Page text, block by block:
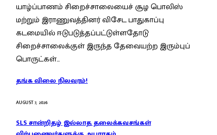
யாழ்ப்பாணம் சிறைச்சாலையைச் சூழ பொலிஸ்
மற்றும் இராணுவத்தினர் விசேட பாதுகாப்பு
கடமையில் ஈடுபடுத்தப்பட்டுள்ளதோடு
சிறைச்சாலைக்குள் இருந்த தேவையற்ற இரும்புப்
பொருட்கள்…
தங்க விலை நிலவரம்!
AUGUST 7, 2026
SLS சான்றிதழ் இல்லாத தலைக்கவசங்கள்